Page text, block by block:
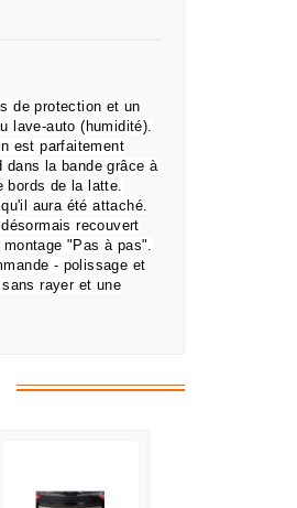
de protection et un
lave-auto (humidité).
est parfaitement
dans la bande grâce à
bords de la latte.
aura été attaché.
recouvert
"Pas à pas".
- polissage et
rayer et une